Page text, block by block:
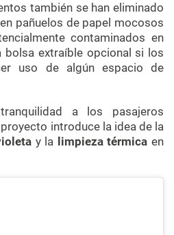
también se han eliminado
pañuelos de papel mocosos
contaminados en
bolsa extraíble opcional si los
uso de algún espacio de
a los pasajeros
introduce la idea de la
y la limpieza térmica en